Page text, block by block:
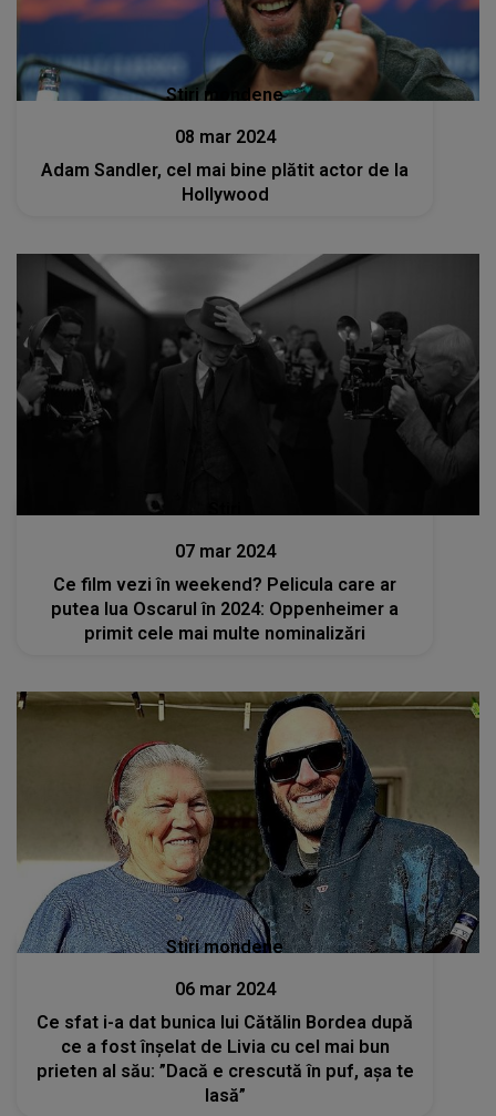
Stiri mondene
08 mar 2024
Adam Sandler, cel mai bine plătit actor de la
Hollywood
07 mar 2024
Ce film vezi în weekend? Pelicula care ar
putea lua Oscarul în 2024: Oppenheimer a
primit cele mai multe nominalizări
Stiri mondene
06 mar 2024
Ce sfat i-a dat bunica lui Cătălin Bordea după
ce a fost înșelat de Livia cu cel mai bun
prieten al său: ”Dacă e crescută în puf, așa te
lasă”